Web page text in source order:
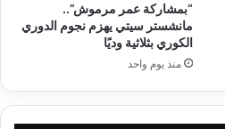
“بمشاركة عمر مرموش”..
مانشستر سيتي يهزم نجوم الدوري
الكوري بثلاثية وديًا
منذ يوم واحد